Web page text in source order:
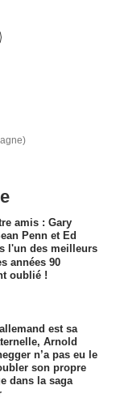
amis : Gary
Penn et Ed
l'un des meilleurs
années 90
oublié !
est sa
Arnold
n’a pas eu le
son propre
dans la saga